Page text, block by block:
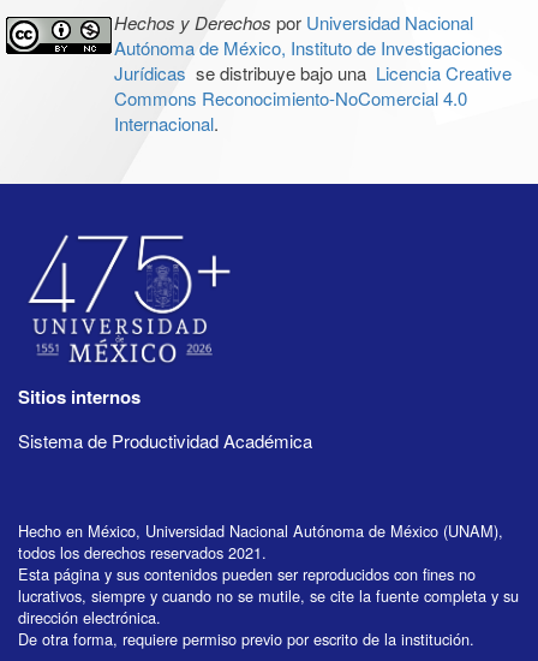
Hechos y Derechos por Universidad Nacional
Autónoma de México, Instituto de Investigaciones
Jurídicas se distribuye bajo una Licencia Creative
Commons Reconocimiento-NoComercial 4.0
Internacional.
Sitios internos
Sistema de Productividad Académica
Hecho en México, Universidad Nacional Autónoma de México (UNAM),
todos los derechos reservados 2021.
Esta página y sus contenidos pueden ser reproducidos con fines no
lucrativos, siempre y cuando no se mutile, se cite la fuente completa y su
dirección electrónica.
De otra forma, requiere permiso previo por escrito de la institución.